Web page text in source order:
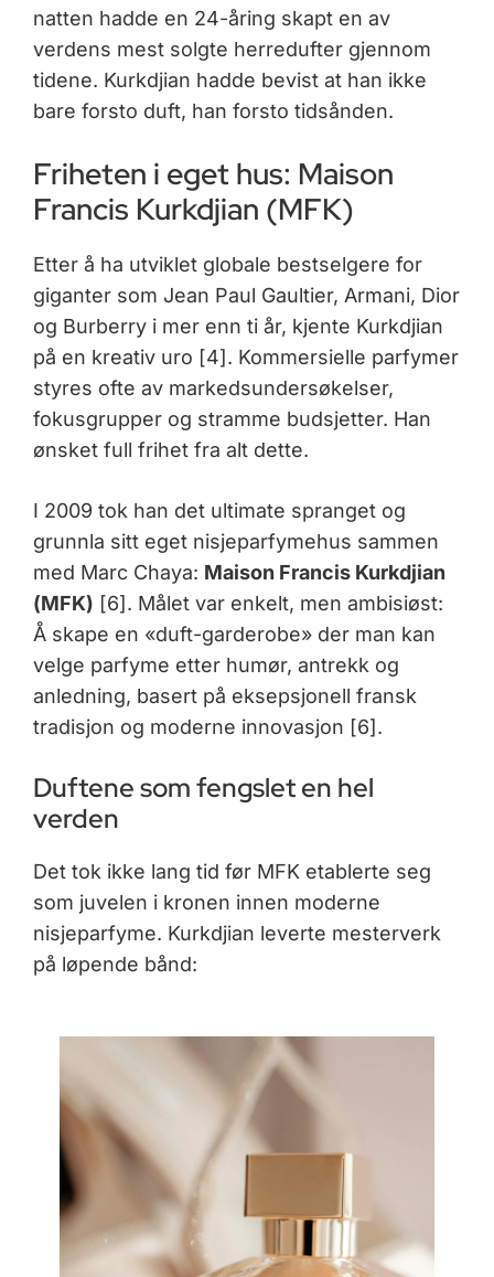
natten hadde en 24-åring skapt en av
verdens mest solgte herredufter gjennom
tidene. Kurkdjian hadde bevist at han ikke
bare forsto duft, han forsto tidsånden.
Friheten i eget hus: Maison
Francis Kurkdjian (MFK)
Etter å ha utviklet globale bestselgere for
giganter som Jean Paul Gaultier, Armani, Dior
og Burberry i mer enn ti år, kjente Kurkdjian
på en kreativ uro [4]. Kommersielle parfymer
styres ofte av markedsundersøkelser,
fokusgrupper og stramme budsjetter. Han
ønsket full frihet fra alt dette.
I 2009 tok han det ultimate spranget og
grunnla sitt eget nisjeparfymehus sammen
med Marc Chaya: Maison Francis Kurkdjian
(MFK) [6]. Målet var enkelt, men ambisiøst:
Å skape en «duft-garderobe» der man kan
velge parfyme etter humør, antrekk og
anledning, basert på eksepsjonell fransk
tradisjon og moderne innovasjon [6].
Duftene som fengslet en hel
verden
Det tok ikke lang tid før MFK etablerte seg
som juvelen i kronen innen moderne
nisjeparfyme. Kurkdjian leverte mesterverk
på løpende bånd: